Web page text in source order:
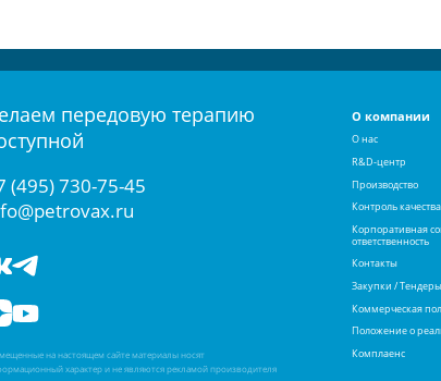
передовую терапию
(495) 730-75-45
на настоящем сайте материалы носят
характер и не являются рекламой производителя
О компании
О нас
R&D-центр
Производство
Контроль качества
Корпоративная
ответственность
Контакты
Закупки / Тендеры
Коммерческая
Положение о
Комплаенс